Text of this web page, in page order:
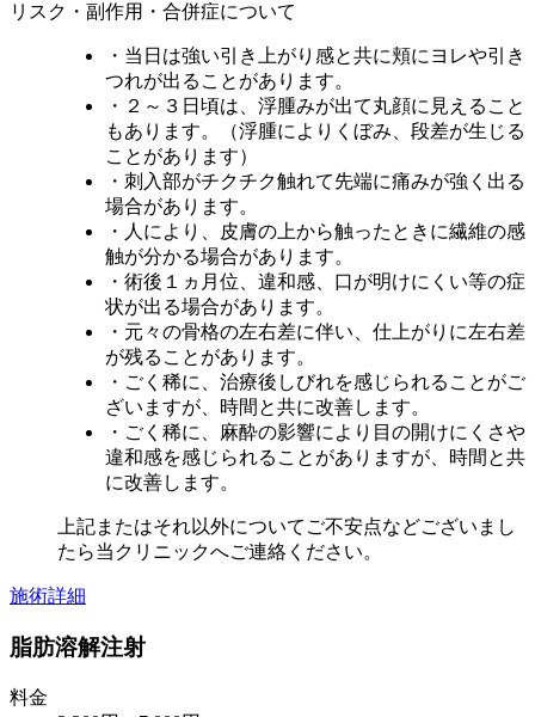
リスク・副作用・合併症について
・当日は強い引き上がり感と共に頬にヨレや引き
つれが出ることがあります。
・２～３日頃は、浮腫みが出て丸顔に見えること
もあります。（浮腫によりくぼみ、段差が生じる
ことがあります）
・刺入部がチクチク触れて先端に痛みが強く出る
場合があります。
・人により、皮膚の上から触ったときに繊維の感
触が分かる場合があります。
・術後１ヵ月位、違和感、口が明けにくい等の症
状が出る場合があります。
・元々の骨格の左右差に伴い、仕上がりに左右差
が残ることがあります。
・ごく稀に、治療後しびれを感じられることがご
ざいますが、時間と共に改善します。
・ごく稀に、麻酔の影響により目の開けにくさや
違和感を感じられることがありますが、時間と共
に改善します。
上記またはそれ以外についてご不安点などございまし
たら当クリニックへご連絡ください。
施術詳細
脂肪溶解注射
料金